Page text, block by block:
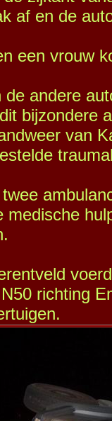
af en de
een vrouw
de andere
bijzondere
van
medische
richting